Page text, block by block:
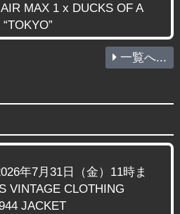
MAX 1 x DUCKS OF A
一覧へ...
年7月31日（金）11時ま
VINTAGE CLOTHING
JACKET